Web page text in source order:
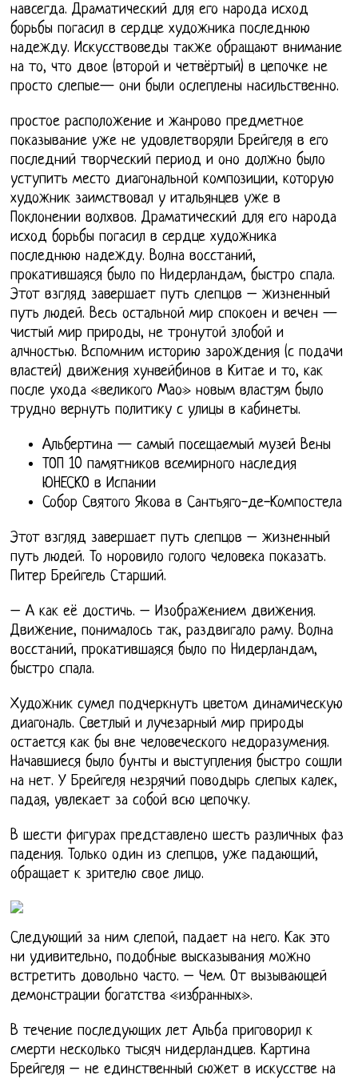
навсегда. Драматический для его народа исход
борьбы погасил в сердце художника последнюю
надежду. Искусствоведы также обращают внимание
на то, что двое (второй и четвёртый) в цепочке не
просто слепые— они были ослеплены насильственно.
простое расположение и жанрово предметное
показывание уже не удовлетворяли Брейгеля в его
последний творческий период и оно должно было
уступить место диагональной композиции, которую
художник заимствовал у итальянцев уже в
Поклонении волхвов. Драматический для его народа
исход борьбы погасил в сердце художника
последнюю надежду. Волна восстаний,
прокатившаяся было по Нидерландам, быстро спала.
Этот взгляд завершает путь слепцов – жизненный
путь людей. Весь остальной мир спокоен и вечен —
чистый мир природы, не тронутой злобой и
алчностью. Вспомним историю зарождения (с подачи
властей) движения хунвейбинов в Китае и то, как
после ухода «великого Мао» новым властям было
трудно вернуть политику с улицы в кабинеты.
Альбертина — самый посещаемый музей Вены
ТОП 10 памятников всемирного наследия
ЮНЕСКО в Испании
Собор Святого Якова в Сантьяго-де-Компостела
Этот взгляд завершает путь слепцов – жизненный
путь людей. То норовило голого человека показать.
Питер Брейгель Старший.
– А как её достичь. – Изображением движения.
Движение, понималось так, раздвигало раму. Волна
восстаний, прокатившаяся было по Нидерландам,
быстро спала.
Художник сумел подчеркнуть цветом динамическую
диагональ. Светлый и лучезарный мир природы
остается как бы вне человеческого недоразумения.
Начавшиеся было бунты и выступления быстро сошли
на нет. У Брейгеля незрячий поводырь слепых калек,
падая, увлекает за собой всю цепочку.
В шести фигурах представлено шесть различных фаз
падения. Только один из слепцов, уже падающий,
обращает к зрителю свое лицо.
Следующий за ним слепой, падает на него. Как это
ни удивительно, подобные высказывания можно
встретить довольно часто. – Чем. От вызывающей
демонстрации богатства «избранных».
В течение последующих лет Альба приговорил к
смерти несколько тысяч нидерландцев. Картина
Брейгеля – не единственный сюжет в искусстве на